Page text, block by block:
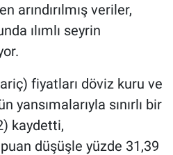
arındırılmış veriler,
ılımlı seyrin
fiyatları döviz kuru ve
yansımalarıyla sınırlı bir
kaydetti,
düşüşle yüzde 31,39